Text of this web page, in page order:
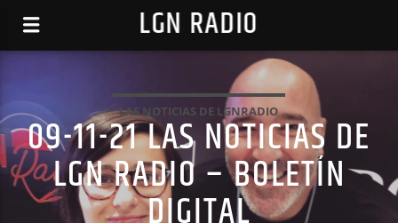
LGN RADIO
LAS NOTICIAS DE LGNRADIO
09-11-21 LAS NOTICIAS DE
LGN RADIO – BOLETÍN